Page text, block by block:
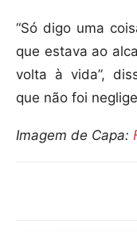
“Só digo uma
que estava ao
volta à vida”,
que não foi
Imagem de Capa: